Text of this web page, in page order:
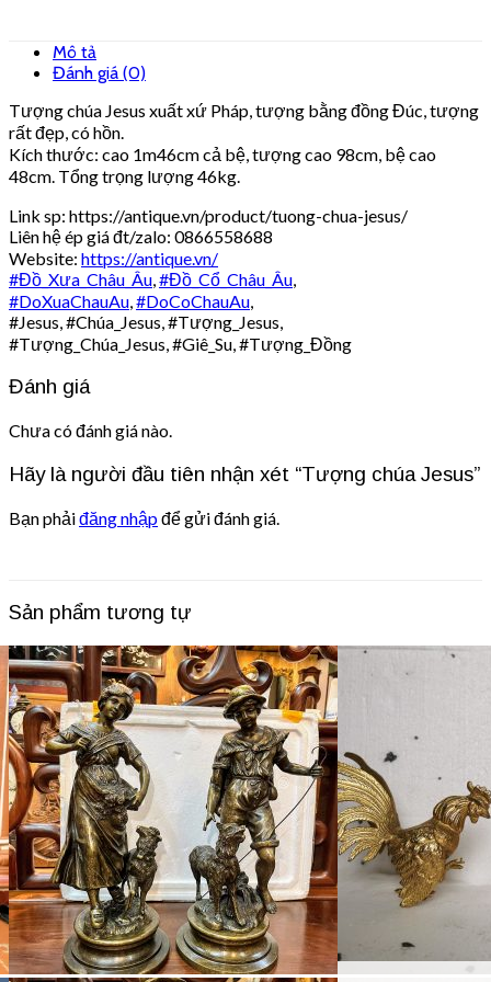
Mô tả
Đánh giá (0)
Tượng chúa Jesus xuất xứ Pháp, tượng bằng đồng Đúc, tượng
rất đẹp, có hồn.
Kích thước: cao 1m46cm cả bệ, tượng cao 98cm, bệ cao
48cm. Tổng trọng lượng 46kg.
Link sp: https://antique.vn/product/tuong-chua-jesus/
Liên hệ ép giá đt/zalo: 0866558688
Website: https://antique.vn/
#Đồ_Xưa_Châu_Âu #Đồ_Cổ_Châu_Âu
#DoXuaChauAu #DoCoChauAu
#Jesus, #Chúa_Jesus, #Tượng_Jesus,
#Tượng_Chúa_Jesus, #Giê_Su, #Tượng_Đồng
Đánh giá
Chưa có đánh giá nào.
Hãy là người đầu tiên nhận xét “Tượng chúa Jesus”
Bạn phảiđăng nhậpđể gửi đánh giá.
Sản phẩm tương tự